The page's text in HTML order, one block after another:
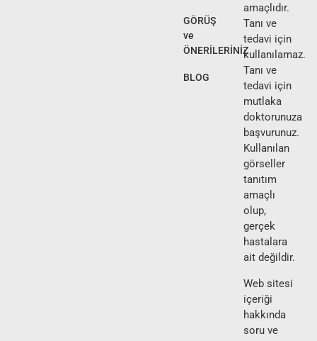
GÖRÜŞ
ve
ÖNERİLERİNİZ
BLOG
amaçlıdır.
Tanı ve
tedavi için
kullanılamaz.
Tanı ve
tedavi için
mutlaka
doktorunuza
başvurunuz.
Kullanılan
görseller
tanıtım
amaçlı
olup,
gerçek
hastalara
ait değildir.
Web sitesi
içeriği
hakkında
soru ve